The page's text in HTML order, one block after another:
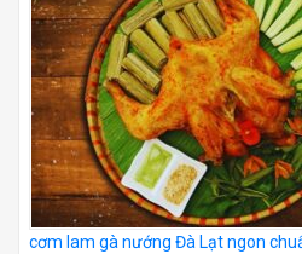
cơm lam gà nướng Đà Lạt ngon